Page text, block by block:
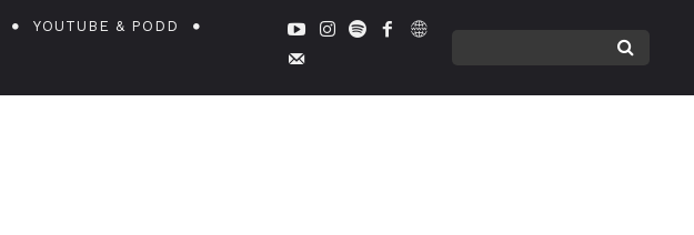
YOUTUBE & PODD